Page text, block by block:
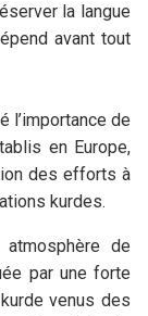
la langue
avant tout
l’importance de
en Europe,
des efforts à
kurdes.
de
par une forte
venus des